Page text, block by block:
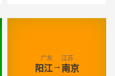
广东
阳江→
江苏
南京